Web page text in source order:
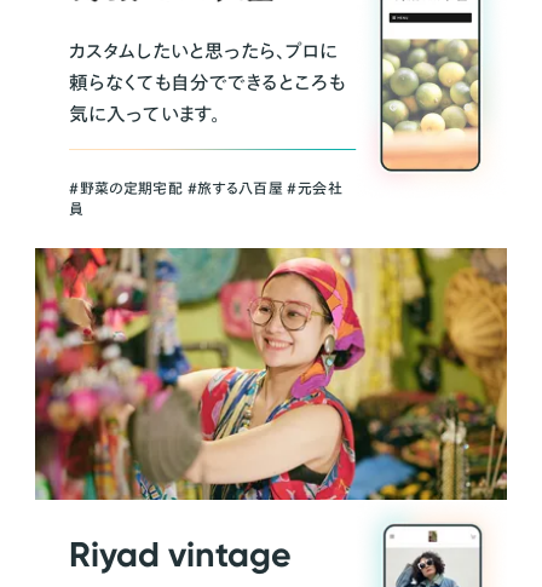
カスタムしたいと思ったら、プロに
頼らなくても自分でできるところも
気に入っています。
＃野菜の定期宅配 ＃旅する八百屋 ＃元会社
員
Riyad vintage